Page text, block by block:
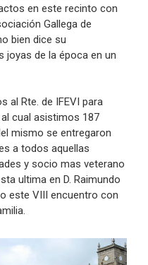
en este recinto con
Gallega de
bien dice su
joyas de la época en un
al Rte. de IFEVI para
cual asistimos 187
mismo se entregaron
a todos aquellas
y socio mas veterano
ultima en D. Raimundo
este VIII encuentro con